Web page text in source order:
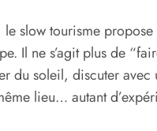
slow tourisme
Il ne s’agit plus de
du soleil, discuter avec
lieu… autant